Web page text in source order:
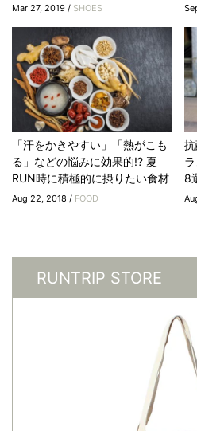
Mar 27, 2019 / SHOES
「汗をかきやすい」「熱がこも
る」などの悩みに効果的!? 夏
RUN時に積極的に摂りたい食材
Aug 22, 2018 / FOOD
8
RUNTRIP STORE